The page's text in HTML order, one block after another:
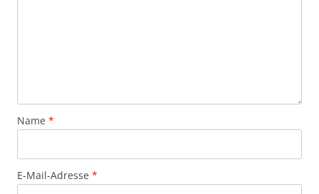
Name *
E-Mail-Adresse *